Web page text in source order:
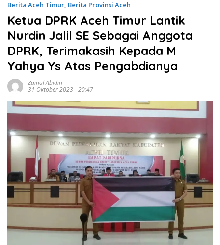
Berita Aceh Timur, Berita Provinsi Aceh
Ketua DPRK Aceh Timur Lantik
Nurdin Jalil SE Sebagai Anggota
DPRK, Terimakasih Kepada M
Yahya Ys Atas Pengabdianya
Zainal Abidin
31 Oktober 2023 - 20:47